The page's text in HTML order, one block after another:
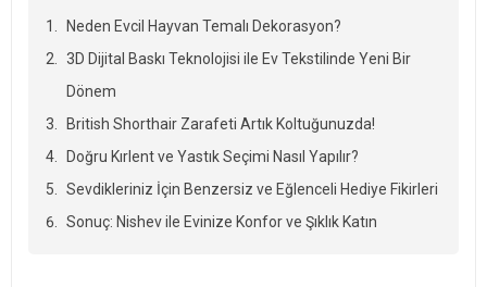
Neden Evcil Hayvan Temalı Dekorasyon?
3D Dijital Baskı Teknolojisi ile Ev Tekstilinde Yeni Bir
Dönem
British Shorthair Zarafeti Artık Koltuğunuzda!
Doğru Kırlent ve Yastık Seçimi Nasıl Yapılır?
Sevdikleriniz İçin Benzersiz ve Eğlenceli Hediye Fikirleri
Sonuç: Nishev ile Evinize Konfor ve Şıklık Katın